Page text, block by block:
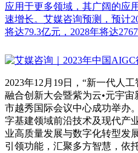
应用于更多领域，其广阔的应
速增长。艾媒咨询预测，预计
将达79.3亿元，2028年将达
2023年12月19日，“新一代人
融合创新大会暨紫为云•元宇
市越秀国际会议中心成功举办
字基建领域前沿技术及现代产
业高质量发展与数字化转型发
引领功能，汇聚多方智慧，依